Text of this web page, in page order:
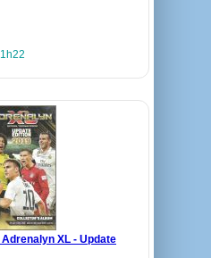
Adrenalyn XL - Update